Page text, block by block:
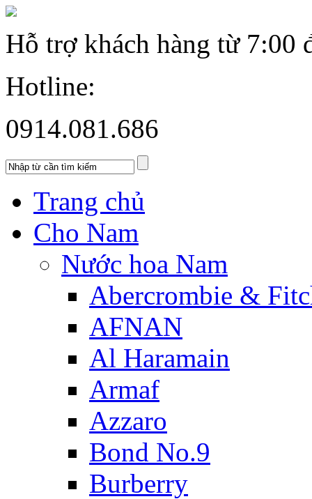
Hỗ trợ khách hàng từ 7:00
Hotline:
0914.081.686
Trang chủ
Cho Nam
Nước hoa Nam
Abercrombie &
AFNAN
Al Haramain
Armaf
Azzaro
Bond No.9
Burberry